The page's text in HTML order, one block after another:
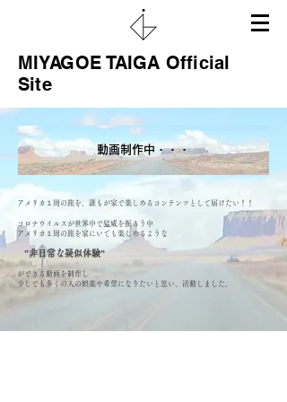
MIYAGOE TAIGA Official
Site
​動画制作中・・・
アメリカ１周の旅を、誰もが家で楽しめる​コンテンツとして届けたい！！
コロナウイルスが世界中で猛威を振るう中
アメリカ１周の旅を家にいても楽しめるような
”非日常な疑似体験”
ができる動画を制作し
少しでも多くの人の娯楽や希望になりたいと思い、活動しました。